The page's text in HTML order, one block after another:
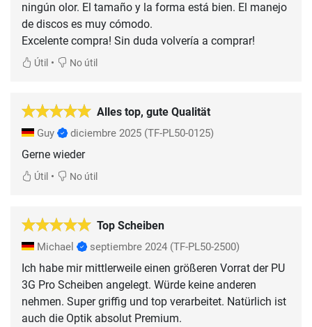
ningún olor. El tamaño y la forma está bien. El manejo
de discos es muy cómodo.
Excelente compra! Sin duda volvería a comprar!
Útil • No útil
Alles top, gute Qualität
Guy diciembre 2025 (TF-PL50-0125)
Gerne wieder
Útil • No útil
Top Scheiben
Michael septiembre 2024 (TF-PL50-2500)
Ich habe mir mittlerweile einen größeren Vorrat der PU
3G Pro Scheiben angelegt. Würde keine anderen
nehmen. Super griffig und top verarbeitet. Natürlich ist
auch die Optik absolut Premium.